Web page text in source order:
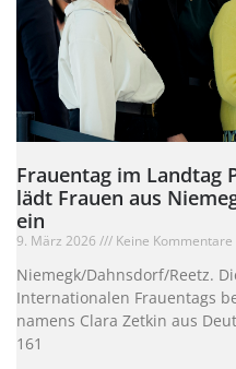
Frauentag im Landtag
lädt Frauen aus
ein
9. März 2026 Keine Kommentare
Niemegk/Dahnsdorf/Reetz.
Internationalen Frauentags
namens Clara Zetkin aus
161